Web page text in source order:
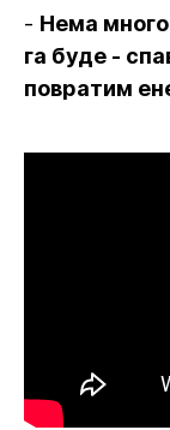
- Нема
га буде -
повратим